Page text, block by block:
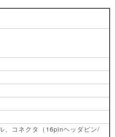
、コネクタ（16pinヘッダピン/